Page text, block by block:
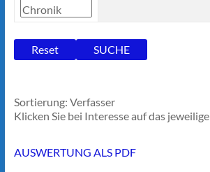
Sortierung: Verfasser
Klicken Sie bei Interesse auf das jeweilige
AUSWERTUNG ALS PDF